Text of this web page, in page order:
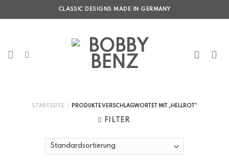
CLASSIC DESIGNS MADE IN GERMANY
STARTSEITE / PRODUKTE VERSCHLAGWORTET MIT „HELLROT“
FILTER